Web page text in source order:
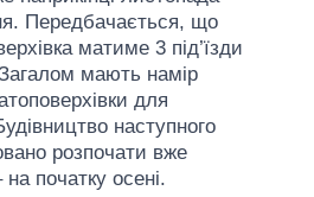
Передбачається, що
матиме 3 під’їзди
мають намір
для
наступного
розпочати вже
на початку осені.